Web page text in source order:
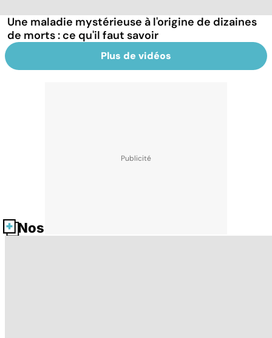
Une maladie mystérieuse à l'origine de dizaines
de morts : ce qu'il faut savoir
Plus de vidéos
Nos fiches santé